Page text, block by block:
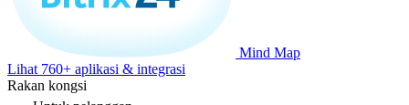
Mind Map
Lihat 760+ aplikasi & integrasi
Rakan kongsi